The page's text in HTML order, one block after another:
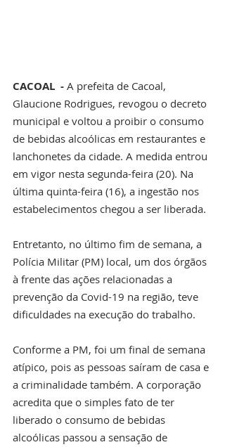
CACOAL  - A prefeita de Cacoal,
Glaucione Rodrigues, revogou o decreto
municipal e voltou a proibir o consumo
de bebidas alcoólicas em restaurantes e
lanchonetes da cidade. A medida entrou
em vigor nesta segunda-feira (20). Na
última quinta-feira (16), a ingestão nos
estabelecimentos chegou a ser liberada.
Entretanto, no último fim de semana, a
Polícia Militar (PM) local, um dos órgãos
à frente das ações relacionadas a
prevenção da Covid-19 na região, teve
dificuldades na execução do trabalho.
Conforme a PM, foi um final de semana
atípico, pois as pessoas saíram de casa e
a criminalidade também. A corporação
acredita que o simples fato de ter
liberado o consumo de bebidas
alcoólicas passou a sensação de